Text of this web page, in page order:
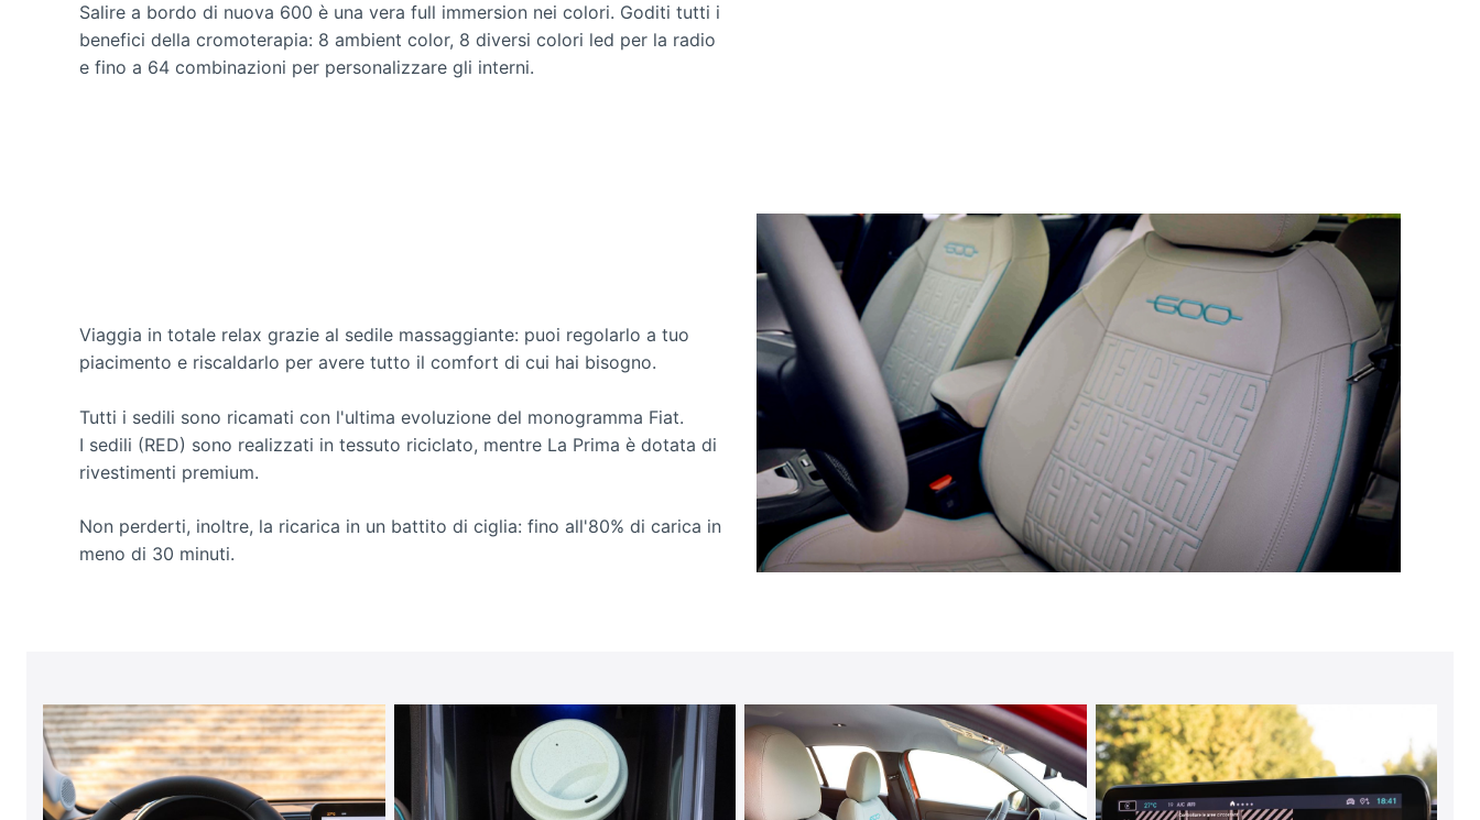
Salire a bordo di nuova 600 è una vera full immersion nei colori. Goditi tutti i
benefici della cromoterapia: 8 ambient color, 8 diversi colori led per la radio
e fino a 64 combinazioni per personalizzare gli interni.
Viaggia in totale relax grazie al sedile massaggiante: puoi regolarlo a tuo
piacimento e riscaldarlo per avere tutto il comfort di cui hai bisogno.
Tutti i sedili sono ricamati con l'ultima evoluzione del monogramma Fiat.
I sedili (RED) sono realizzati in tessuto riciclato, mentre La Prima è dotata di
rivestimenti premium.
Non perderti, inoltre, la ricarica in un battito di ciglia: fino all'80% di carica in
meno di 30 minuti.